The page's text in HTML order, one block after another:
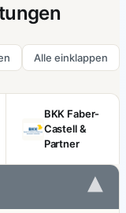
Alle einklappen
BKK Faber-
Castell &
Partner
▾